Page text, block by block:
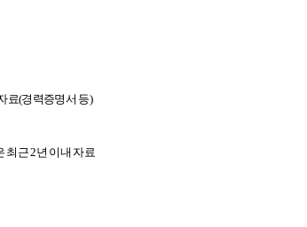
료(경력증명서 등)
최근 2년 이내 자료